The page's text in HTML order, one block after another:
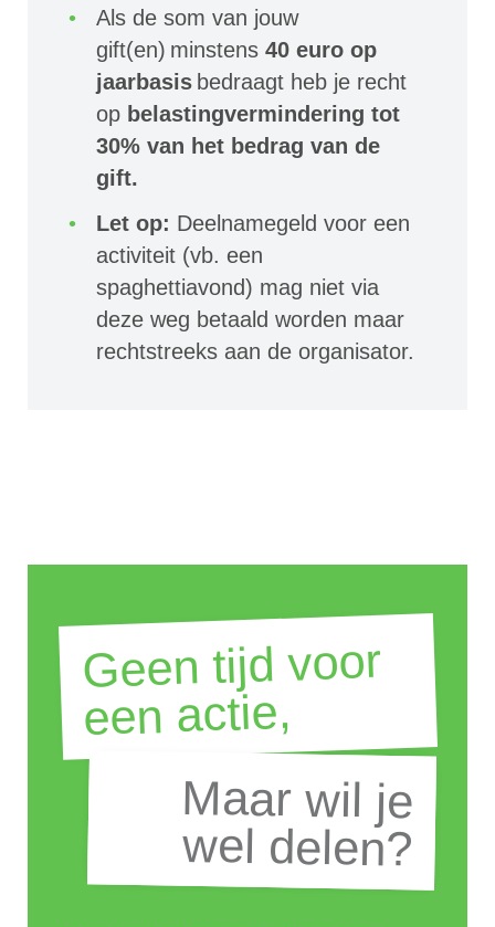
Als de som van jouw
gift(en) minstens40 euro op
jaarbasis bedraagt heb je recht
op belastingvermindering tot
30% van het bedrag van de
gift.
Let op: Deelnamegeld voor een
activiteit (vb. een
spaghettiavond) mag niet via
deze weg betaald worden maar
rechtstreeks aan de organisator.
Geen tijd voor
een actie,
Maar wil je
wel delen?
Maar wil je
wel delen?